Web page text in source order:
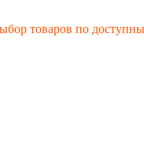
товаров по